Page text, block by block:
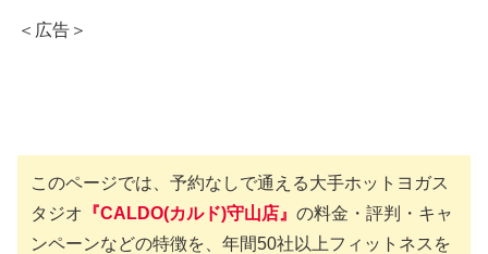
＜広告＞
このページでは、予約なしで通える大手ホットヨガス
タジオ 『CALDO(カルド)守山店』 の料金・評判・キャ
ンペーンなどの特徴を、年間50社以上フィットネスを